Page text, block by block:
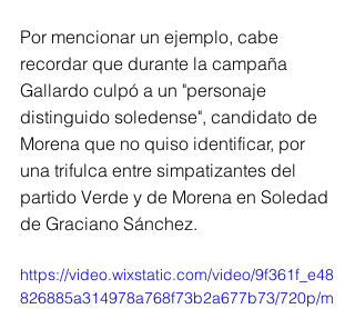
Por mencionar un ejemplo, cabe
recordar que durante la campaña
Gallardo culpó a un "personaje
distinguido soledense", candidato de
Morena que no quiso identificar, por
una trifulca entre simpatizantes del
partido Verde y de Morena en Soledad
de Graciano Sánchez.
https://video.wixstatic.com/video/9f361f_e48
826885a314978a768f73b2a677b73/720p/m